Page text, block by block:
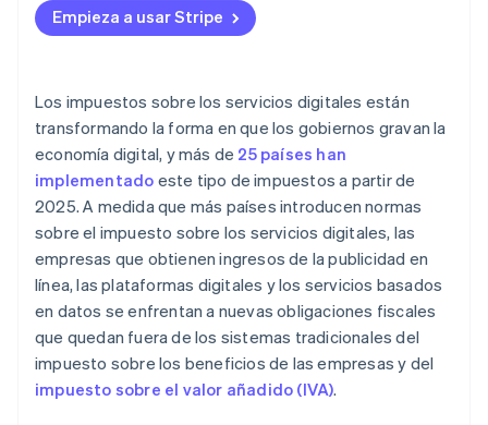
Empieza a usar Stripe
Los impuestos sobre los servicios digitales están
transformando la forma en que los gobiernos gravan la
economía digital, y más de 25 países han
implementado este tipo de impuestos a partir de
2025. A medida que más países introducen normas
sobre el impuesto sobre los servicios digitales, las
empresas que obtienen ingresos de la publicidad en
línea, las plataformas digitales y los servicios basados
en datos se enfrentan a nuevas obligaciones fiscales
que quedan fuera de los sistemas tradicionales del
impuesto sobre los beneficios de las empresas y del
impuesto sobre el valor añadido (IVA).